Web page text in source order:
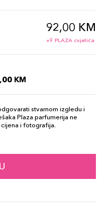
92,00 KM
+9 PLAZA cvjetića
KM
stvarnom izgledu i
Plaza parfumerija ne
i fotografija.